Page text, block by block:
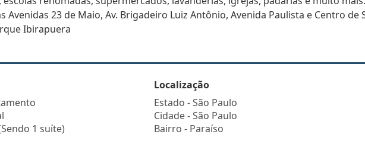
Avenidas 23 de Maio, Av. Brigadeiro Luiz Antônio, Avenida Paulista e Centro de
Ibirapuera
1 suíte)
Localização
Estado -São Paulo
Cidade -São Paulo
Bairro - Paraíso